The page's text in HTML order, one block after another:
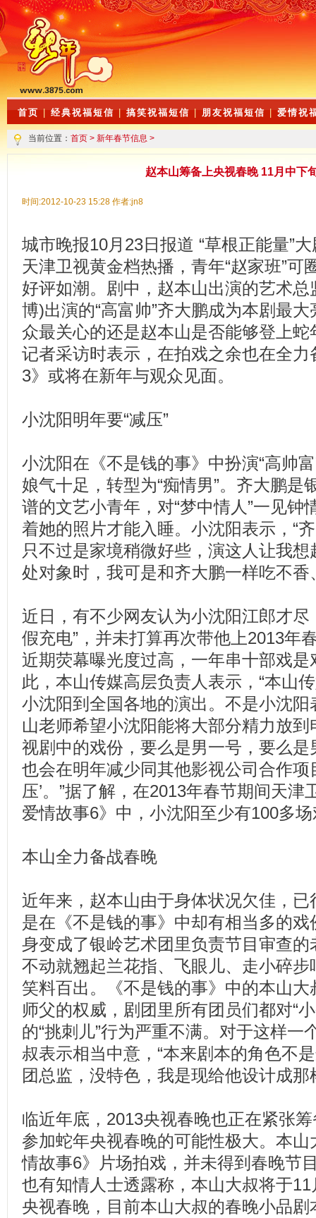
首页 | 经典祝福短信 | 搞笑祝福短信 | 朋友祝福短信 | 爱情祝
当前位置： 首页 > 新年春节信息 >
赵本山筹备上央视春晚 11月中下
时间:2012-10-23 15:28 作者:jn8
城市晚报10月23日报道 “草根正能量”
天津卫视黄金档热播，青年“赵家班”可
好评如潮。剧中，赵本山出演的艺术总
博)出演的“高富帅”齐大鹏成为本剧最
众最关心的还是赵本山是否能够登上
记者采访时表示，在拍戏之余也在全
3》或将在新年与观众见面。
小沈阳明年要“减压”
小沈阳在《不是钱的事》中扮演“高帅
娘气十足，转型为“痴情男”。齐大鹏是
谱的文艺小青年，对“梦中情人”一见钟
着她的照片才能入睡。小沈阳表示，“
只不过是家境稍微好些，演这人让我
处对象时，我可是和齐大鹏一样吃不香
近日，有不少网友认为小沈阳江郎才尽
假充电”，并未打算再次带他上2013年
近期荧幕曝光度过高，一年串十部戏
此，本山传媒高层负责人表示，“本山
小沈阳到全国各地的演出。不是小沈
山老师希望小沈阳能将大部分精力放
视剧中的戏份，要么是男一号，要么
也会在明年减少同其他影视公司合作项
压’。”据了解，在2013年春节期间天
爱情故事6》中，小沈阳至少有100多
本山全力备战春晚
近年来，赵本山由于身体状况欠佳，
是在《不是钱的事》中却有相当多的
身变成了银岭艺术团里负责节目审查的
不动就翘起兰花指、飞眼儿、走小碎步
笑料百出。《不是钱的事》中的本山
师父的权威，剧团里所有团员们都对“
的“挑刺儿”行为严重不满。对于这样一
叔表示相当中意，“本来剧本的角色不
团总监，没特色，我是现给他设计成那
临近年底，2013央视春晚也正在紧张
参加蛇年央视春晚的可能性极大。本
情故事6》片场拍戏，并未得到春晚节
也有知情人士透露称，本山大叔将于
央视春晚，目前本山大叔的春晚小品